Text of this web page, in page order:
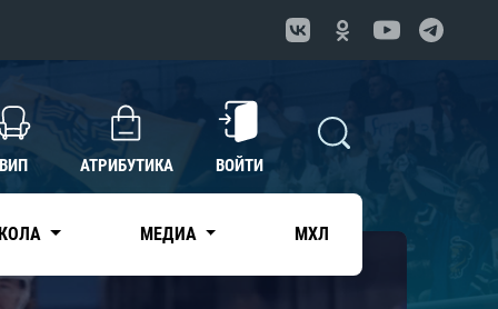
ВИП АТРИБУТИКА ВОЙТИ
МЕДИА МХЛ